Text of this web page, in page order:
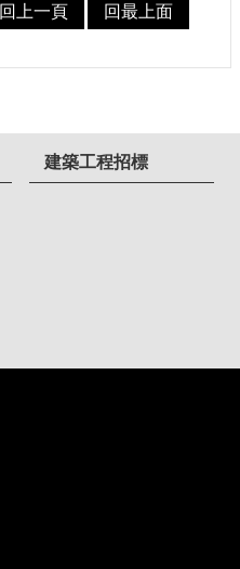
回上一頁 回最上面
建築工程招標